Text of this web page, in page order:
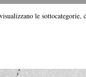
le